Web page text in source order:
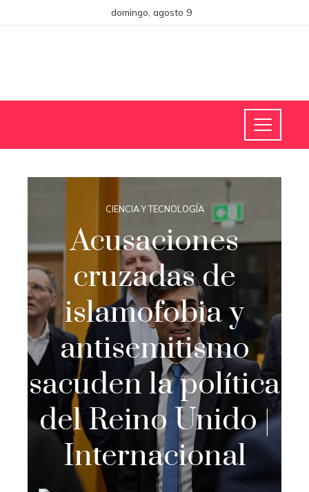
domingo, agosto 9
CIENCIA Y TECNOLOGÍA
Acusaciones
cruzadas de
islamofobia y
antisemitismo
sacuden la política
del Reino Unido |
Internacional